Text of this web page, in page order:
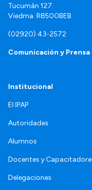
Tucumán 127.
Viedma. R8500BEB.
(02920) 43-2572
Comunicación y Prensa
Institucional
El IPAP
Autoridades
Alumnos
Docentes y
Delegaciones